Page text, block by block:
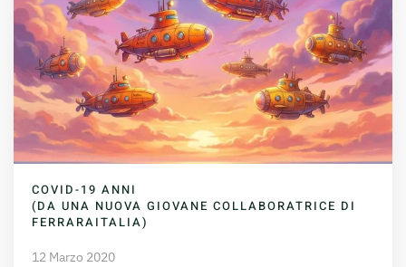
COVID-19 ANNI
(DA UNA NUOVA GIOVANE COLLABORATRICE DI
FERRARAITALIA)
12 Marzo 2020